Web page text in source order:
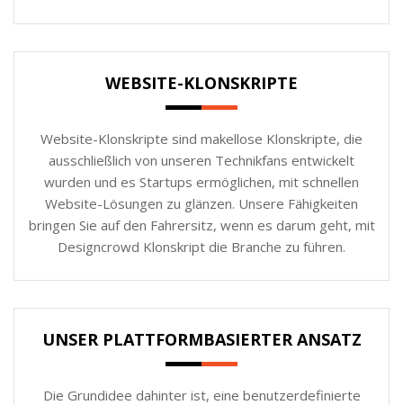
WEBSITE-KLONSKRIPTE
Website-Klonskripte sind makellose Klonskripte, die
ausschließlich von unseren Technikfans entwickelt
wurden und es Startups ermöglichen, mit schnellen
Website-Lösungen zu glänzen. Unsere Fähigkeiten
bringen Sie auf den Fahrersitz, wenn es darum geht, mit
Designcrowd Klonskript die Branche zu führen.
UNSER PLATTFORMBASIERTER ANSATZ
Die Grundidee dahinter ist, eine benutzerdefinierte